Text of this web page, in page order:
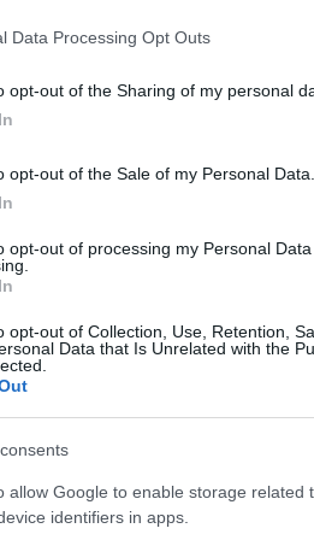
Data Processing Opt Outs
opt-out of the Sharing of my personal
opt-out of the Sale of my Personal Data.
opt-out of processing my Personal
opt-out of Collection, Use, Retention,
Data that Is Unrelated with the
allow Google to enable storage related
identifiers in apps.
Helyi hírek
növényzetet
csomópont